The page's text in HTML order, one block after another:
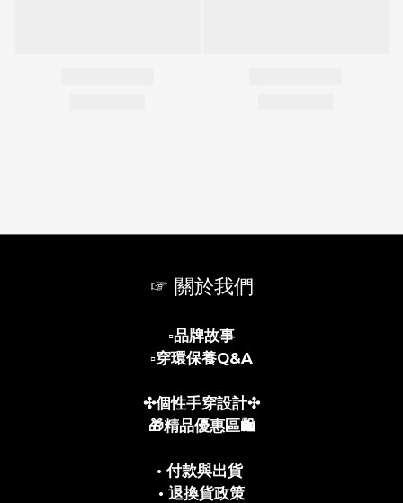
☞ 關於我們
▫️品牌故事
▫️穿環保養Q&A
✣個性手穿設計✣
🎁精品優惠區🛍️
• 付款與出貨
• 退換貨政策